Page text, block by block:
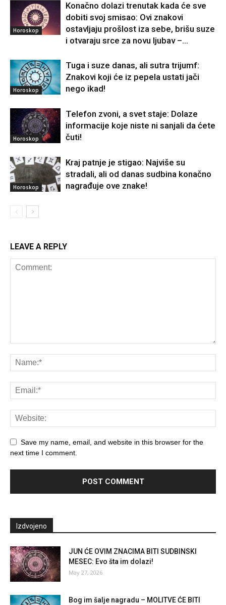
Horoskop
Konačno dolazi trenutak kada će sve
dobiti svoj smisao: Ovi znakovi
ostavljaju prošlost iza sebe, brišu suze
i otvaraju srce za novu ljubav –...
Horoskop
Tuga i suze danas, ali sutra trijumf:
Znakovi koji će iz pepela ustati jači
nego ikad!
Horoskop
Telefon zvoni, a svet staje: Dolaze
informacije koje niste ni sanjali da ćete
čuti!
Horoskop
Kraj patnje je stigao: Najviše su
stradali, ali od danas sudbina konačno
nagrađuje ove znake!
LEAVE A REPLY
Save my name, email, and website in this browser for the
next time I comment.
Izdvojeno
JUN ĆE OVIM ZNACIMA BITI SUDBINSKI
MESEC: Evo šta im dolazi!
May 27, 2026
Bog im šalje nagradu – MOLITVE ĆE BITI